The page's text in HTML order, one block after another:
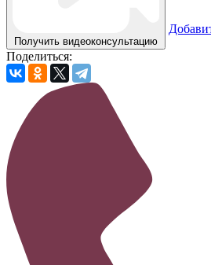
Получить видеоконсультацию
Поделиться: